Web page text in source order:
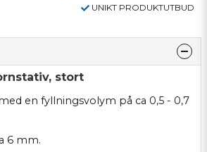
UNIKT PRODUKTUTBUD
stort
en fyllningsvolym på ca 0,5 - 0,7
6 mm.